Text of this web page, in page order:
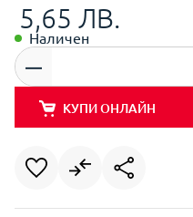
5,65 ЛВ.
Наличен
КУПИ ОНЛАЙН